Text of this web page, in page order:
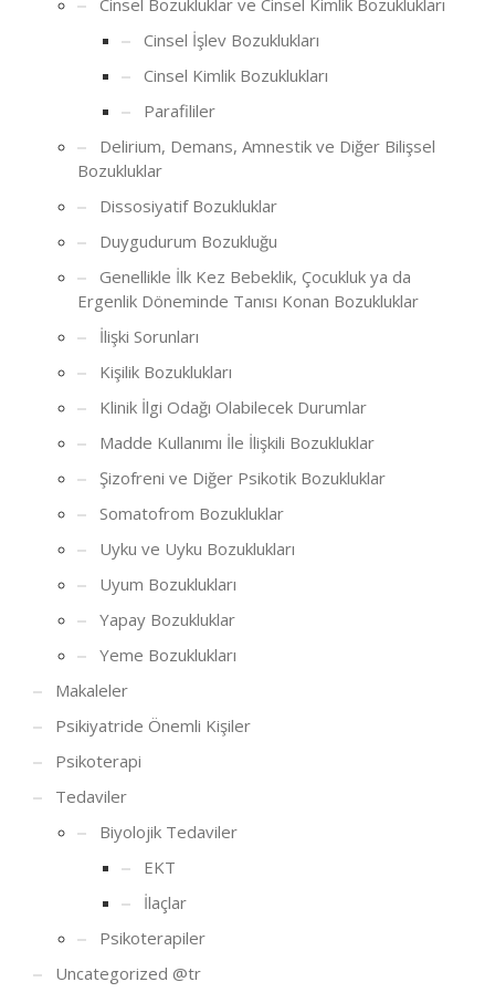
Cinsel Bozukluklar ve Cinsel Kimlik Bozuklukları
Cinsel İşlev Bozuklukları
Cinsel Kimlik Bozuklukları
Parafililer
Delirium, Demans, Amnestik ve Diğer Bilişsel
Bozukluklar
Dissosiyatif Bozukluklar
Duygudurum Bozukluğu
Genellikle İlk Kez Bebeklik, Çocukluk ya da
Ergenlik Döneminde Tanısı Konan Bozukluklar
İlişki Sorunları
Kişilik Bozuklukları
Klinik İlgi Odağı Olabilecek Durumlar
Madde Kullanımı İle İlişkili Bozukluklar
Şizofreni ve Diğer Psikotik Bozukluklar
Somatofrom Bozukluklar
Uyku ve Uyku Bozuklukları
Uyum Bozuklukları
Yapay Bozukluklar
Yeme Bozuklukları
Makaleler
Psikiyatride Önemli Kişiler
Psikoterapi
Tedaviler
Biyolojik Tedaviler
EKT
İlaçlar
Psikoterapiler
Uncategorized @tr